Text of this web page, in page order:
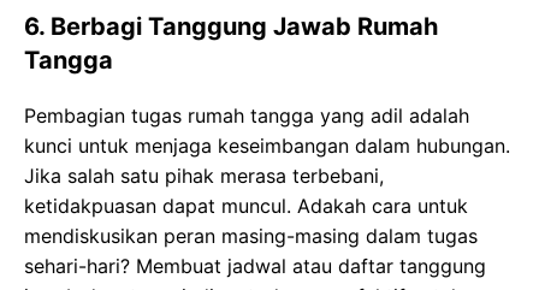
6. Berbagi Tanggung Jawab Rumah
Tangga
Pembagian tugas rumah tangga yang adil adalah
kunci untuk menjaga keseimbangan dalam hubungan.
Jika salah satu pihak merasa terbebani,
ketidakpuasan dapat muncul. Adakah cara untuk
mendiskusikan peran masing-masing dalam tugas
sehari-hari? Membuat jadwal atau daftar tanggung